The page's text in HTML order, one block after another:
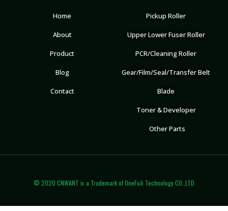
Home
About
Product
Blog
Contact
Pickup Roller
Upper Lower Fuser Roller
PCR/Cleaning Roller
Gear/Film/Seal/Transfer Belt
Blade
Toner & Developer
Other Parts
© 2020 CNWANT is a Trademark of OneFuJi Technology CO.,LTD